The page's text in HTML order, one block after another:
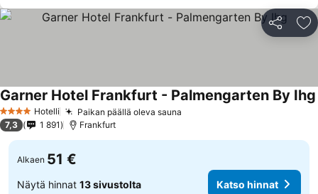
Jaa
4 Tähtiluokitus
Hotelli Paikan päällä oleva sauna
Garner Hotel Frankfurt - Palmengarten By Ihg
7,3 1 891 Frankfurt
Alkaen 51 €
Näytä hinnat 13 sivustolta Katso hinnat